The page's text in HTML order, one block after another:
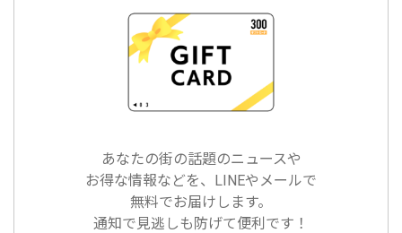
あなたの街の話題のニュースや
お得な情報などを、LINEやメールで
無料でお届けします。
通知で見逃しも防げて便利です！